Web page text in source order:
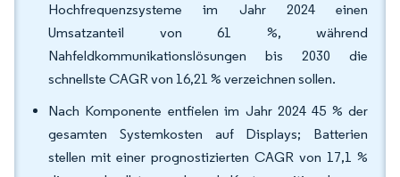
Hochfrequenzsysteme im Jahr 2024 einen
Umsatzanteil von 61 %, während
Nahfeldkommunikationslösungen bis 2030 die
schnellste CAGR von 16,21 % verzeichnen sollen.
Nach Komponente entfielen im Jahr 2024 45 % der
gesamten Systemkosten auf Displays; Batterien
stellen mit einer prognostizierten CAGR von 17,1 %